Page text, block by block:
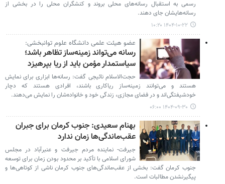
رسمی به استقبال رسانه‌های محلی بروند و کنشگران محلی را در بخشی از
رسانه‌هایشان جای دهند.
۱۴۰۴-۱۰-۲۲ ۱۰:۲۰
عضو هیئت علمی دانشگاه علوم توانبخشی:
رسانه می‌تواند زمینه‌ساز تظاهر باشد؛
سیاستمدار مؤمن باید از ریا بپرهیزد
حجت‌الاسلام نائیجی گفت: رسانه‌ها ابزاری برای نمایش
هستند و می‌توانند زمینه‌ساز ریاکاری باشند، افرادی هستند که دچار
خودشیفتگی‌اند و در فضای مجازی، زندگی خود و خانواده‌شان را نمایش می‌دهند.
۱۴۰۴-۰۹-۳۰ ۰۶:۰۰
بهنام سعیدی: جنوب کرمان برای جبران
عقب‌ماندگی‌ها زمان ندارد
جیرفت- نماینده مردم جیرفت و عنبرآباد در مجلس
شورای اسلامی با تأکید بر محدود بودن زمان برای توسعه
جنوب کرمان گفت: بخشی از عقب‌ماندگی‌های جنوب کرمان ناشی از کوتاهی‌ها و
پیگیرنشدن مطالبات است.